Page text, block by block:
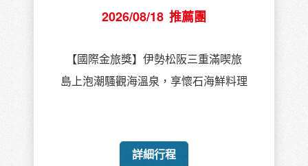
2026/08/18 推薦團
【國際金旅獎】伊勢松阪三重滿喫旅
島上泡潮騷觀海溫泉，享懷石海鮮料理
詳細行程